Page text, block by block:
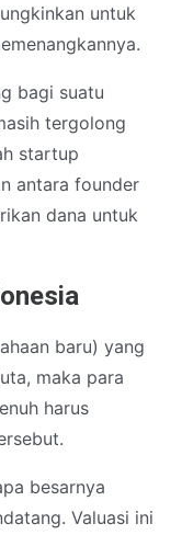
untuk
bagi suatu
tergolong
startup
antara founder
dana untuk
baru) yang
maka para
harus
besarnya
Valuasi ini